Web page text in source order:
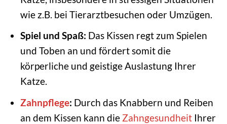
wie z.B. bei Tierarztbesuchen oder Umzügen.
Spiel und Spaß: Das Kissen regt zum Spielen
und Toben an und fördert somit die
körperliche und geistige Auslastung Ihrer
Katze.
Zahnpflege: Durch das Knabbern und Reiben
an dem Kissen kann die ZahngesundheitIhrer